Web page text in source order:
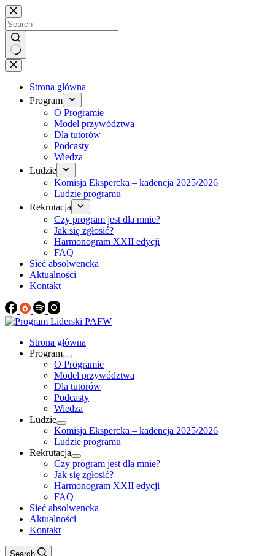
Brak
wyników
Strona główna
Program
O Programie
Model przywództwa
Dla tutorów
Podcasty
Wiedza
Ludzie
Komisja Ekspercka – kadencja 2025/2026
Ludzie programu
Rekrutacja
Czy program jest dla mnie?
Jak się zgłosić?
Harmonogram XXII edycji
FAQ
Sieć absolwencka
Aktualności
Kontakt
Strona główna
Program
O Programie
Model przywództwa
Dla tutorów
Podcasty
Wiedza
Ludzie
Komisja Ekspercka – kadencja 2025/2026
Ludzie programu
Rekrutacja
Czy program jest dla mnie?
Jak się zgłosić?
Harmonogram XXII edycji
FAQ
Sieć absolwencka
Aktualności
Kontakt
Search